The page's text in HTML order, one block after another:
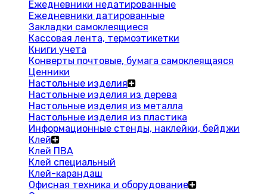
Ежедневники недатированные
Ежедневники датированные
Закладки самоклеящиеся
Кассовая лента, термоэтикетки
Книги учета
Конверты почтовые, бумага самоклеящаяся
Ценники
Настольные изделия
Настольные изделия из дерева
Настольные изделия из металла
Настольные изделия из пластика
Информационные стенды, наклейки, бейджи
Клей
Клей ПВА
Клей специальный
Клей-карандаш
Офисная техника и оборудование